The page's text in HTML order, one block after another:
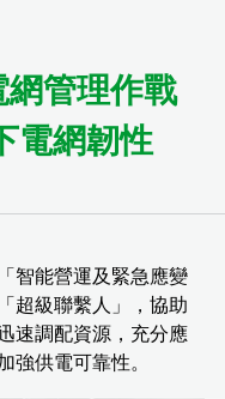
管理作戰
電網韌性
智能營運及緊急應變
超級聯繫人」，協助
速調配資源，充分應
強供電可靠性。